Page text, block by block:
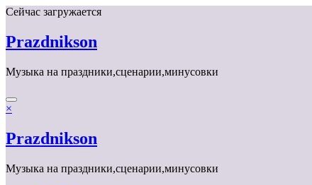
Перейти
содержимому
Сейчас загружается
Prazdnikson
Музыка на праздники,сценарии,минусовки
×
Prazdnikson
Музыка на праздники,сценарии,минусовки